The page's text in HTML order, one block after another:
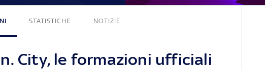
STATISTICHE NOTIZIE
City, le formazioni ufficiali